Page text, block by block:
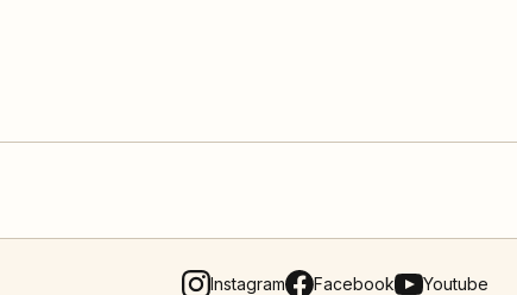
Instagram Facebook Youtube